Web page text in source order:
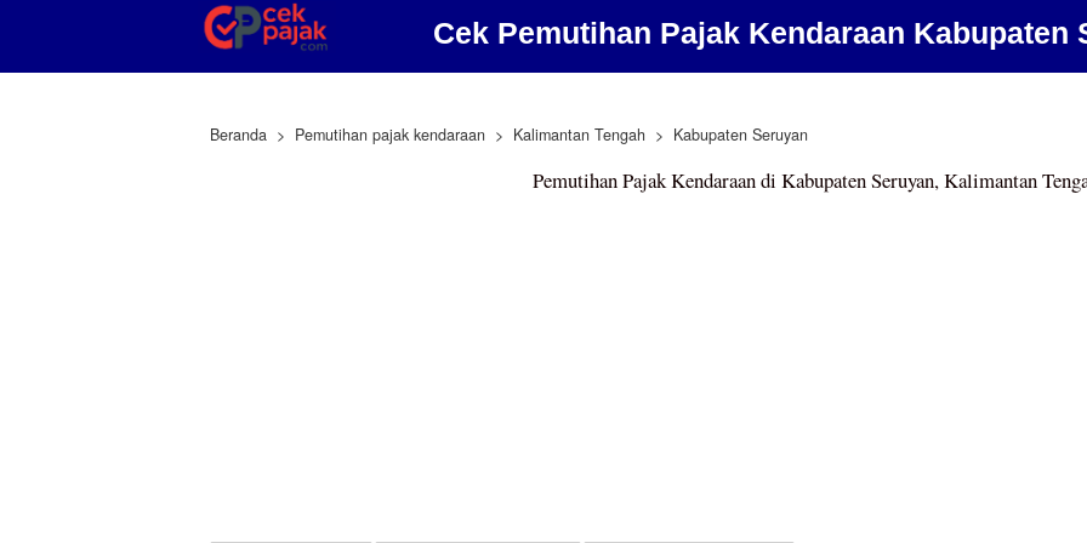
Cek Pemutihan Pajak Kendaraan Kabupaten
Beranda Pemutihan pajak kendaraan Kalimantan Tengah Kabupaten Seruyan
Pemutihan Pajak Kendaraan di Kabupaten Seruyan, Kalimantan